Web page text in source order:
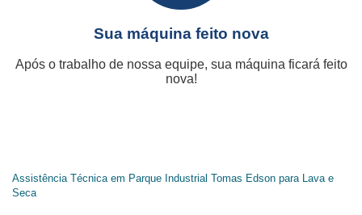
Sua máquina feito nova
Após o trabalho de nossa equipe, sua máquina ficará feito
nova!
Assistência Técnica em Parque Industrial Tomas Edson para Lava e
Seca